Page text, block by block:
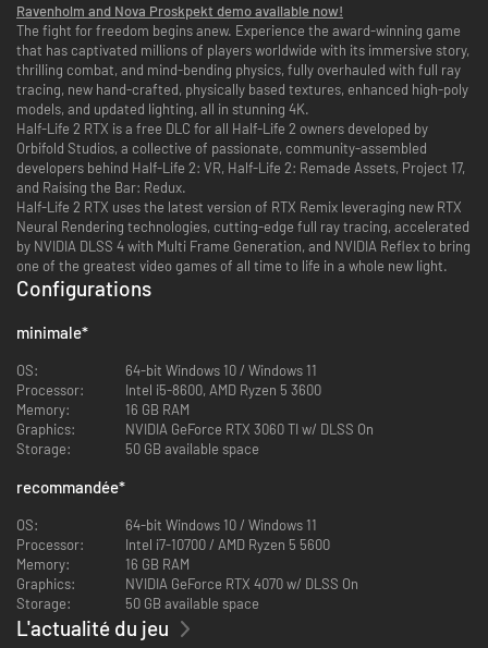
Ravenholm and Nova Proskpekt demo available now!
The fight for freedom begins anew. Experience the award-winning game
that has captivated millions of players worldwide with its immersive story,
thrilling combat, and mind-bending physics, fully overhauled with full ray
tracing, new hand-crafted, physically based textures, enhanced high-poly
models, and updated lighting, all in stunning 4K.
Half-Life 2 RTX is a free DLC for all Half-Life 2 owners developed by
Orbifold Studios, a collective of passionate, community-assembled
developers behind Half-Life 2: VR, Half-Life 2: Remade Assets, Project 17,
and Raising the Bar: Redux.
Half-Life 2 RTX uses the latest version of RTX Remix leveraging new RTX
Neural Rendering technologies, cutting-edge full ray tracing, accelerated
by NVIDIA DLSS 4 with Multi Frame Generation, and NVIDIA Reflex to bring
one of the greatest video games of all time to life in a whole new light.
Configurations
minimale*
OS:
64-bit Windows 10 / Windows 11
Processor:
Intel i5-8600, AMD Ryzen 5 3600
Memory:
16 GB RAM
Graphics:
NVIDIA GeForce RTX 3060 TI w/ DLSS On
Storage:
50 GB available space
recommandée*
OS:
64-bit Windows 10 / Windows 11
Processor:
Intel i7-10700 / AMD Ryzen 5 5600
Memory:
16 GB RAM
Graphics:
NVIDIA GeForce RTX 4070 w/ DLSS On
Storage:
50 GB available space
L'actualité du jeu